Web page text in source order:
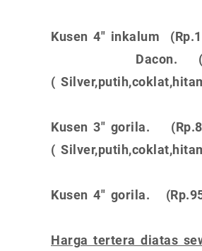
Kusen 4" inkalum
Dacon.
(
Kusen 3" gorila.
(
Kusen 4" gorila.
Harga tertera diatas